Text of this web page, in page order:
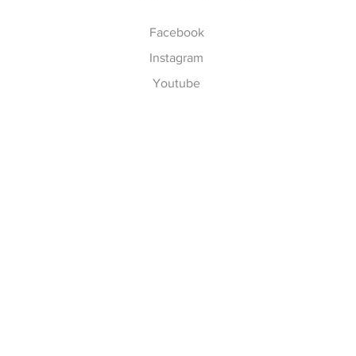
Facebook
Instagram
Youtube